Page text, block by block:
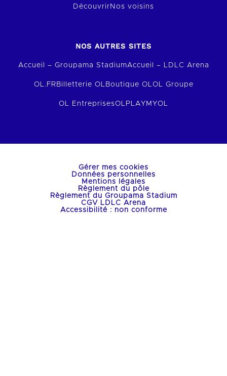
Découvrir Nos voisins
NOS AUTRES SITES
Accueil – Groupama StadiumAccueil – LDLC Arena
OL.FR Billetterie OL Boutique OL OL Groupe
OL EntreprisesOLPLAY MYOL
Gérer mes cookies
Données personnelles
Mentions légales
Règlement du pôle
Règlement du Groupama Stadium
CGV LDLC Arena
Accessibilité : non conforme